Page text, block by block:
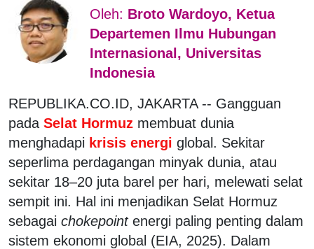
Oleh: Broto Wardoyo, Ketua
Departemen Ilmu Hubungan
Internasional, Universitas
Indonesia
REPUBLIKA.CO.ID, JAKARTA -- Gangguan
pada Selat Hormuz membuat dunia
menghadapi krisis energi global. Sekitar
seperlima perdagangan minyak dunia, atau
sekitar 18–20 juta barel per hari, melewati selat
sempit ini. Hal ini menjadikan Selat Hormuz
sebagai chokepointenergi paling penting dalam
sistem ekonomi global (EIA, 2025). Dalam